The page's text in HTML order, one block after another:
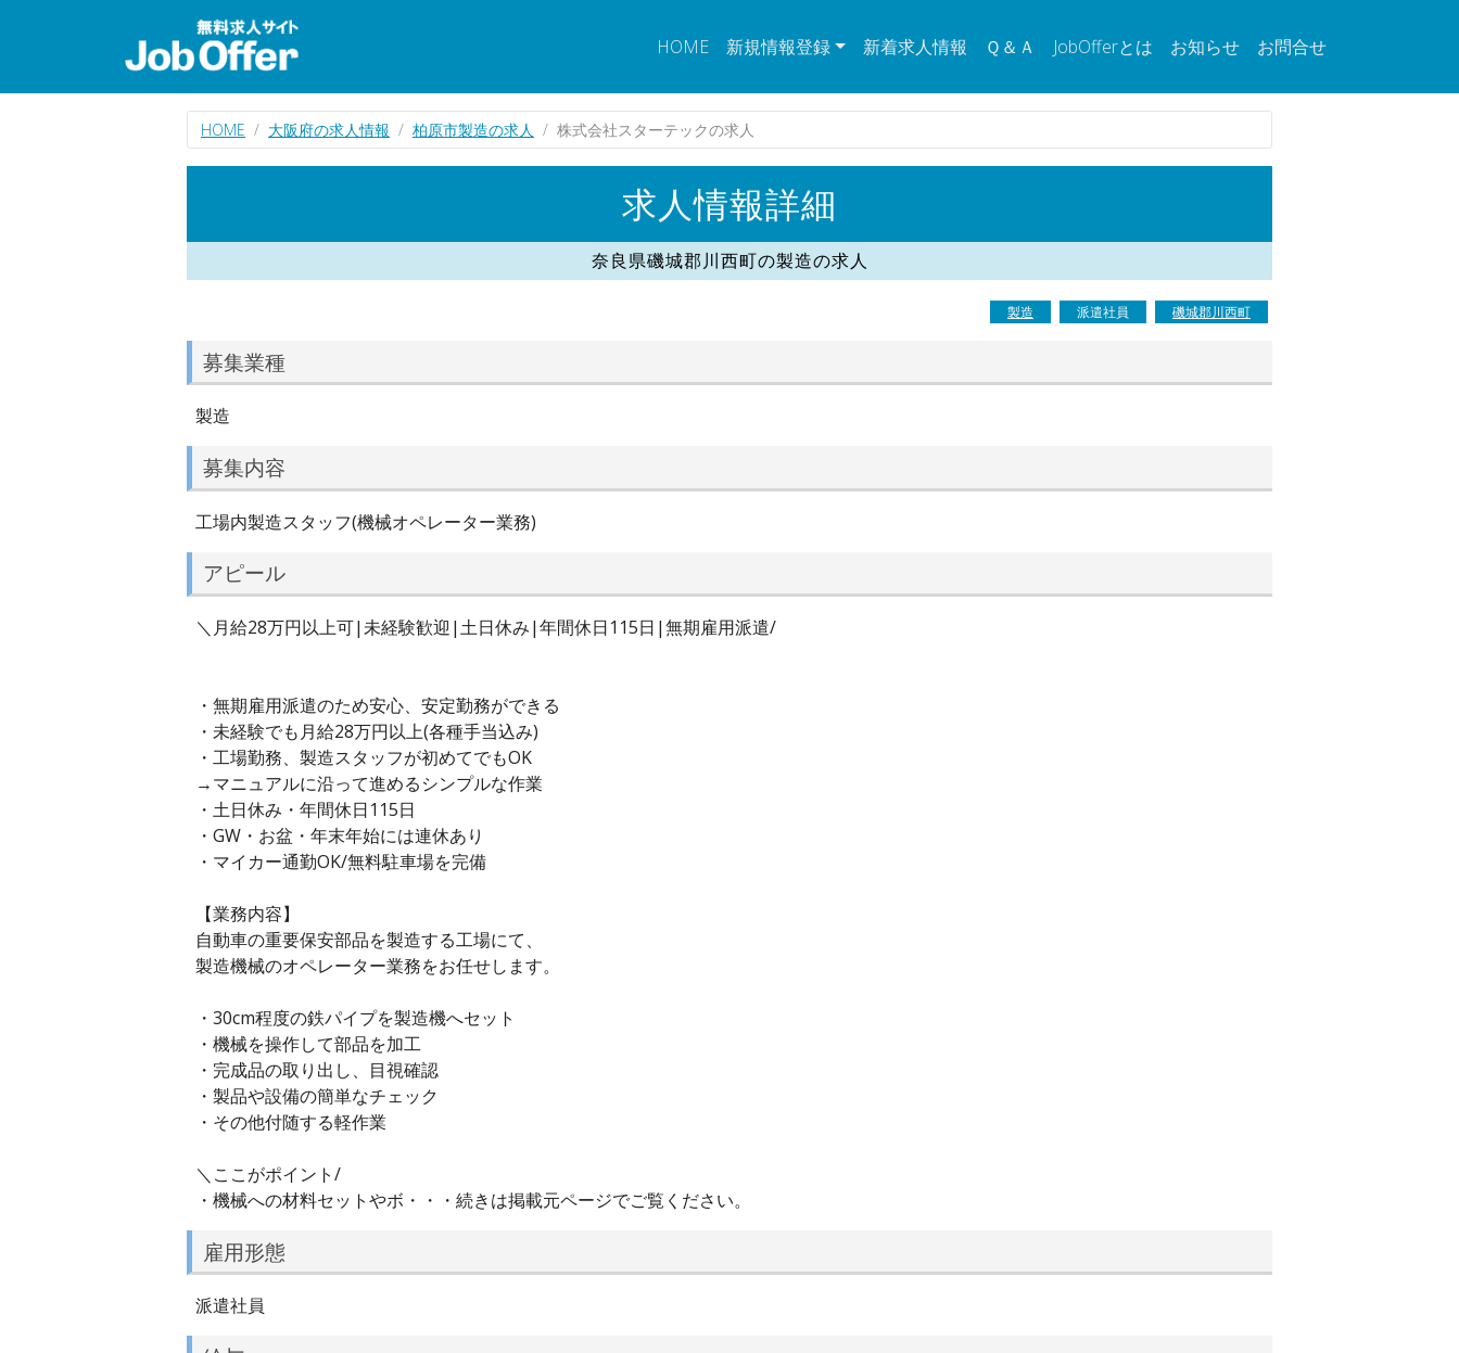
HOME 新規情報登録 新着求人情報 Ｑ＆Ａ JobOfferとは お知らせ お問合せ
HOME 大阪府の求人情報 柏原市製造の求人 株式会社スターテックの求人
求人情報詳細
奈良県磯城郡川西町の製造の求人
製造 派遣社員 磯城郡川西町
募集業種
製造
募集内容
工場内製造スタッフ(機械オペレーター業務)
アピール
＼月給28万円以上可|未経験歓迎|土日休み|年間休日115日|無期雇用派遣/
・無期雇用派遣のため安心、安定勤務ができる
・未経験でも月給28万円以上(各種手当込み)
・工場勤務、製造スタッフが初めてでもOK
→マニュアルに沿って進めるシンプルな作業
・土日休み・年間休日115日
・GW・お盆・年末年始には連休あり
・マイカー通勤OK/無料駐車場を完備
【業務内容】
自動車の重要保安部品を製造する工場にて、
製造機械のオペレーター業務をお任せします。
・30cm程度の鉄パイプを製造機へセット
・機械を操作して部品を加工
・完成品の取り出し、目視確認
・製品や設備の簡単なチェック
・その他付随する軽作業
＼ここがポイント/
・機械への材料セットやボ・・・続きは掲載元ページでご覧ください。
雇用形態
派遣社員